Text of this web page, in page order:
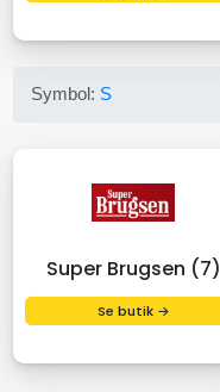
Symbol: S
Super Brugsen (7)
Se butik →